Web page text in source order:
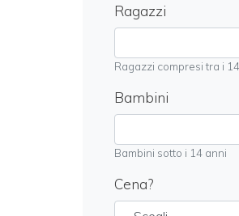
Ragazzi
Ragazzi compresi tra i
Bambini
Bambini sotto i 14 anni
Cena?